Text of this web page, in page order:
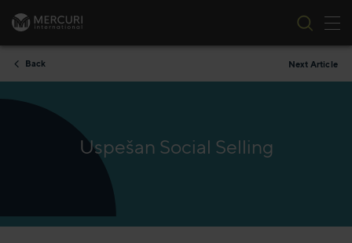
Skip to content
Back Next Article
Uspešan Social Selling